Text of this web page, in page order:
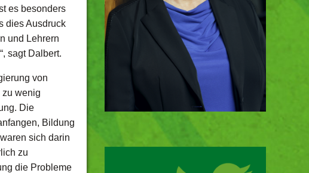
es besonders
dies Ausdruck
und Lehrern
sagt Dalbert.
von
zu wenig
Die
Bildung
sich darin
zu
die Probleme